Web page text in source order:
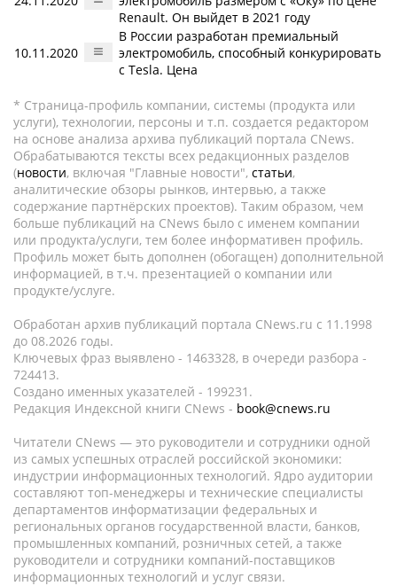
Renault. Он выйдет в 2021 году
10.11.2020
В России разработан премиальный
электромобиль, способный конкурировать
с Tesla. Цена
* Страница-профиль компании, системы (продукта или
услуги), технологии, персоны и т.п. создается редактором
на основе анализа архива публикаций портала CNews.
Обрабатываются тексты всех редакционных разделов
(новости, включая "Главные новости", статьи,
аналитические обзоры рынков, интервью, а также
содержание партнёрских проектов). Таким образом, чем
больше публикаций на CNews было с именем компании
или продукта/услуги, тем более информативен профиль.
Профиль может быть дополнен (обогащен) дополнительной
информацией, в т.ч. презентацией о компании или
продукте/услуге.
Обработан архив публикаций портала CNews.ru c 11.1998
до 08.2026 годы.
Ключевых фраз выявлено - 1463328, в очереди разбора -
724413.
Создано именных указателей - 199231.
Редакция Индексной книги CNews - book@cnews.ru
Читатели CNews — это руководители и сотрудники одной
из самых успешных отраслей российской экономики:
индустрии информационных технологий. Ядро аудитории
составляют топ-менеджеры и технические специалисты
департаментов информатизации федеральных и
региональных органов государственной власти, банков,
промышленных компаний, розничных сетей, а также
руководители и сотрудники компаний-поставщиков
информационных технологий и услуг связи.